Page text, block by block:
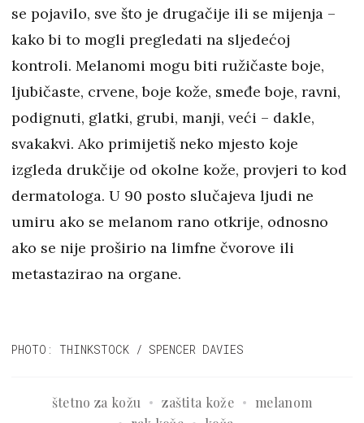
se pojavilo, sve što je drugačije ili se mijenja –
kako bi to mogli pregledati na sljedećoj
kontroli. Melanomi mogu biti ružičaste boje,
ljubičaste, crvene, boje kože, smeđe boje, ravni,
podignuti, glatki, grubi, manji, veći – dakle,
svakakvi. Ako primijetiš neko mjesto koje
izgleda drukčije od okolne kože, provjeri to kod
dermatologa. U 90 posto slučajeva ljudi ne
umiru ako se melanom rano otkrije, odnosno
ako se nije proširio na limfne čvorove ili
metastazirao na organe.
PHOTO: THINKSTOCK / SPENCER DAVIES
štetno za kožu zaštita kože
melanom